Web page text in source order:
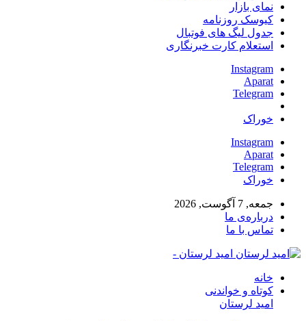
نمای بازار
کیوسک روزنامه
جدول لیگ های فوتبال
استعلام کارت خبرنگاری
Instagram
Aparat
Telegram
خوراک
Instagram
Aparat
Telegram
خوراک
جمعه, 7 آگوست, 2026
درباره‌ی ما
تماس با ما
امید لرستان -
خانه
کوتاه و خواندنی
امید لرستان